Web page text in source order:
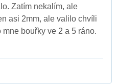
Zatím nekalím, ale
asi 2mm, ale valilo chvíli
bouřky ve 2 a 5 ráno.